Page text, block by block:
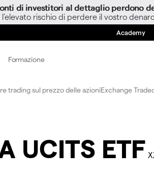
di investitori al dettaglio perdono
rischio di perdere il vostro
Academy
Formazione
trading sul prezzo delle azioniExchange
UCITS ETF